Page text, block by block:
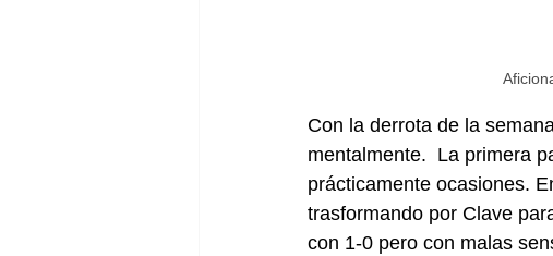
Con la derrota de la
mentalmente.  La primera
prácticamente ocasiones.
trasformando por Clave
con 1-0 pero con malas